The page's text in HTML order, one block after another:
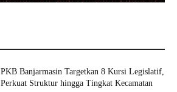
PKB Banjarmasin Targetkan 8 Kursi Legislatif,
Perkuat Struktur hingga Tingkat Kecamatan